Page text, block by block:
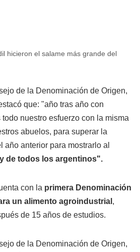
hicieron el salame más grande del
de la Denominación de Origen,
que: "año tras año con
nuestro esfuerzo con la misma
abuelos, para superar la
año anterior para mostrarlo al
de todos los argentinos".
con la primera Denominación
un alimento agroindustrial ,
de 15 años de estudios.
de la Denominación de Origen,